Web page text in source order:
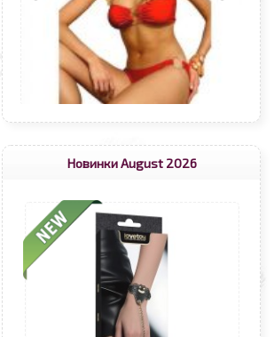
Новинки August 2026